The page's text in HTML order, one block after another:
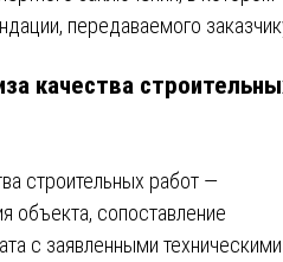
передаваемого
качества
строительных работ —
объекта, сопоставление
с заявленными техническими